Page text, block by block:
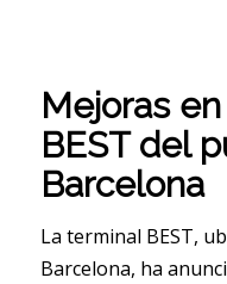
Mejoras
BEST del
Barcelona
La terminal BEST,
Barcelona, ha